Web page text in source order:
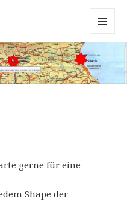
WIDGETS
gerne für eine
Shape der